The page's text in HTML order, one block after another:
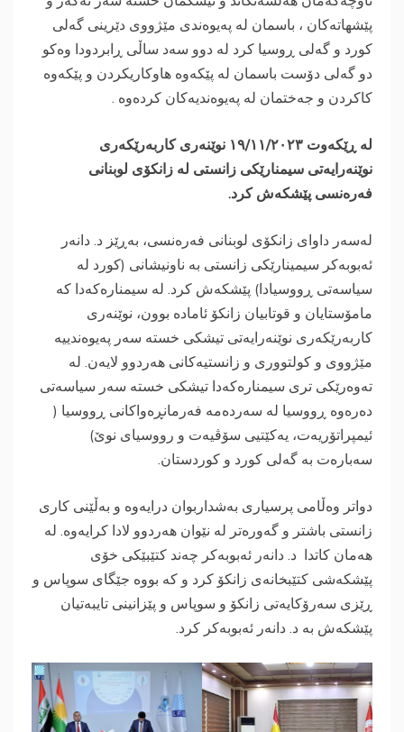
پێشهاتەکان ، باسمان لە پەیوەندی مێژووی دێرینی گەلی
کورد و گەلی ڕوسیا کرد لە دوو سەد ساڵی ڕابردودا وەکو
دو گەلی دۆست باسمان لە پێکەوە هاوکاریکردن و پێکەوە
کاکردن و جەختمان لە پەیوەندیەکان کردەوە .
‎لە ڕێکەوت ۱۹/۱۱/۲٠۲۳ نوێنەری کاربەرێکەری
نوێنەرایەتی سیمنارێکی زانستی لە زانکۆی لوبنانی
فەرەنسی پێشکەش کرد.
‎لەسەر داوای زانکۆی لوبنانی فەرەنسی، بەڕێز د. دانەر
ئەبوبەکر سیمینارێکی زانستی بە ناونیشانی (کورد لە
سیاسەتی ڕووسیادا) پێشکەش کرد. لە سیمنارەکەدا کە
مامۆستایان و قوتابیان زانکۆ ئامادە بوون، نوێنەری
کاربەرێکەری نوێنەرایەتی تیشکی خستە سەر پەیوەندییە
مێژووی و کولتووری و زانستیەکانی هەردوو لایەن. لە
تەوەرێکی تری سیمنارەکەدا تیشکی خستە سەر سیاسەتی
دەرەوە ڕووسیا لە سەردەمە فەرمانڕەواکانی ڕووسیا (
ئیمپراتۆریەت، یەکێتیی سۆڤیەت و رووسیای نوێ)
سەبارەت بە گەلی کورد و کوردستان.
‎دواتر وەڵامی پرسیاری بەشداربوان درایەوە و بەڵێنی کاری
زانستی باشتر و گەورەتر لە نێوان هەردوو لادا کرایەوە. لە
هەمان کاتدا د. دانەر ئەبوبەکر چەند کتێبێکی خۆی
پێشکەشی کتێبخانەی زانکۆ کرد و کە بووە جێگای سوپاس و
ڕێزی سەرۆکایەتی زانکۆ و سوپاس و پێزانینی تایبەتیان
پێشکەش بە د. دانەر ئەبوبەکر کرد.